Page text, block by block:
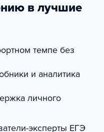
в лучшие
темпе без
и аналитика
личного
эксперты ЕГЭ